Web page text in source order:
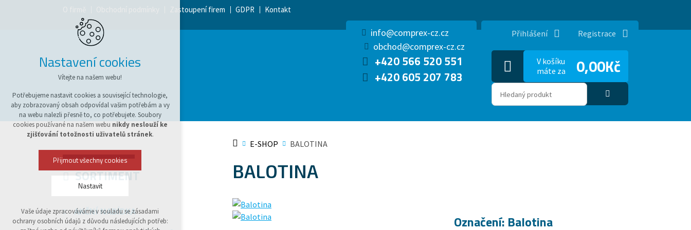
Zastoupení firem GDPR Kontakt
info@comprex-cz.cz
obchod@comprex-cz.cz
+420 566 520 551
+420 605 207 783
Přihlášení Registrace
V košíku
máte za
0,00Kč
E-SHOP BALOTINA
BALOTINA
Označení: Balotina
SORTIMENT
AKČNÍ NABÍDKA
Nastavení cookies
Vítejte na našem webu!
Potřebujeme nastavit cookies a související technologie,
aby zobrazovaný obsah odpovídal vašim potřebám a vy
na webu nalezli přesně to, co potřebujete. Soubory
cookies používané na našem webu nikdy neslouží ke
zjišťování totožnosti uživatelů stránek.
Přijmout všechny cookies
Nastavit
Technická cookies
Vaše údaje zpracováváme v souladu se zásadami
ochrany osobních údajů z důvodu následujících potřeb: